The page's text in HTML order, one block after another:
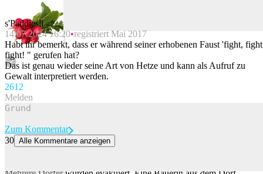
Beitrag melden
s'Paddiesli
14.07.2024 16:20 registriert Mai 2017
Habt ihr bemerkt, dass er während seiner erhobenen Faust 'fight,
fight! " gerufen hat?
Das ist genau wieder seine Art von Hetze und kann als Aufruf zu
Gewalt interpretiert werden.
2612
Melden
Zum Kommentar
30 Alle Kommentare anzeigen